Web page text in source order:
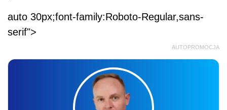
auto 30px;font-family:Roboto-Regular,sans-
serif">
AUTOPROMOCJA